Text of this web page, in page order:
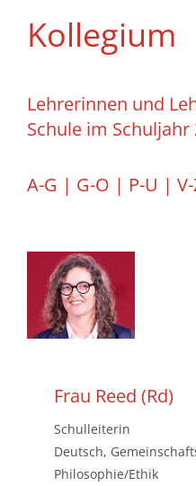
Kollegium
Lehrerinnen und
Schule im Schuljahr
A-G | G-O | P-U |
Frau Reed (Rd)
Schulleiterin
Deutsch,
Philosophie/Ethik